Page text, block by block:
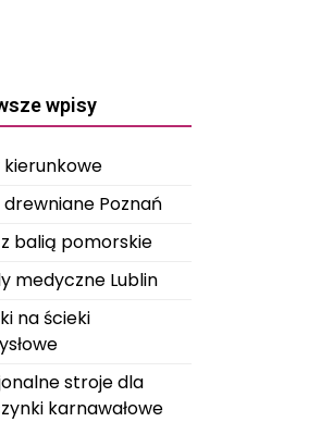
wpisy
kierunkowe
drewniane Poznań
balią pomorskie
medyczne Lublin
na ścieki
stroje dla
karnawałowe